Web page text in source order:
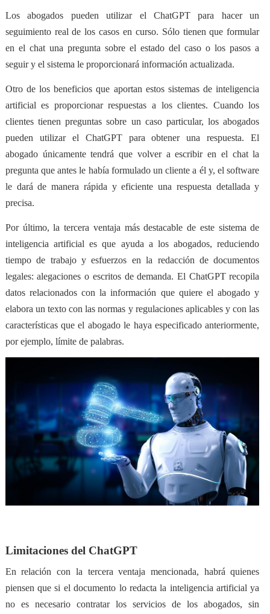
Los abogados pueden utilizar el ChatGPT para hacerun
seguimiento real de los casos en curso. Sólo tienen que formular
en el chat una pregunta sobre el estado del caso o los pasos a
seguir y el sistema le proporcionará información actualizada.
Otro de los beneficios que aportan estos sistemas de inteligencia
artificial es proporcionar respuestas a los clientes. Cuando los
clientes tienen preguntas sobre un caso particular, los abogados
pueden utilizar el ChatGPT para obtener una respuesta. El
abogado únicamente tendrá que volver a escribir en el chat la
pregunta que antes le había formulado un cliente a él y, el software
le dará de manera rápida y eficiente una respuesta detallada y
precisa.
Por último, la tercera ventaja más destacable de este sistema de
inteligencia artificial es que ayuda a los abogados, reduciendo
tiempo de trabajo y esfuerzos enla redacción de documentos
legales: alegaciones o escritos de demanda. El ChatGPT recopila
datos relacionados con la información que quiere el abogado y
elabora un texto con las normas y regulaciones aplicables y con las
características que el abogado le haya especificado anteriormente,
por ejemplo, límite de palabras.
Limitaciones del ChatGPT
En relación con la tercera ventaja mencionada, habrá quienes
piensen que si el documento lo redacta la inteligencia artificial ya
no es necesario contratar los servicios de los abogados, sin